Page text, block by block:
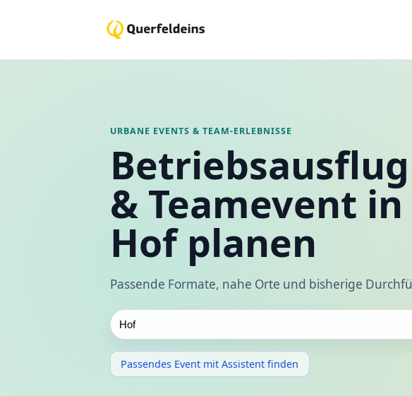
URBANE EVENTS & TEAM-ERLEBNISSE
Betriebsausflug
& Teamevent in
Hof planen
Passende Formate, nahe Orte und bisherige
Passendes Event mit Assistent finden